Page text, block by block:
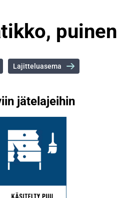
puinen
Lajitteluasema
jätelajeihin